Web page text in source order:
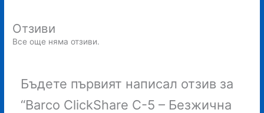
Отзиви
Все още няма отзиви.
Бъдете първият написал отзив за
“Barco ClickShare C-5 – Безжична